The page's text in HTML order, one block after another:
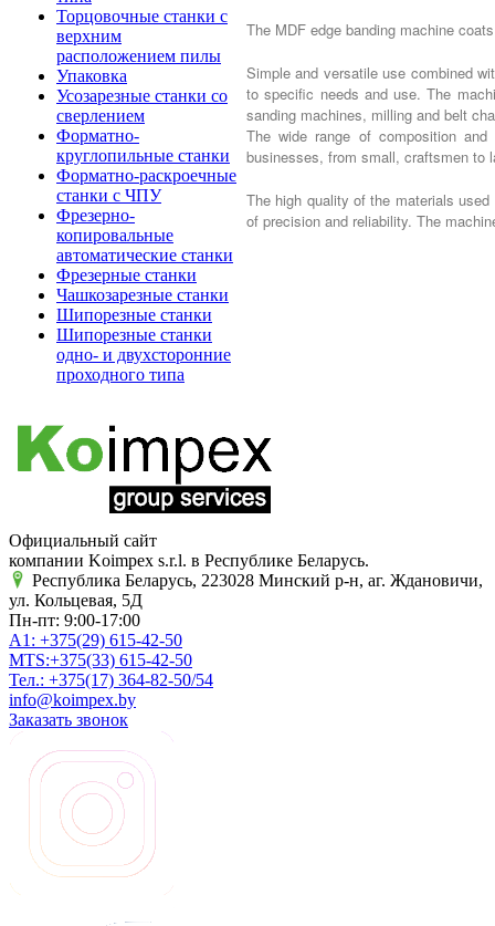
Торцовочные станки с
верхним
расположением пилы
Упаковка
Усозарезные станки со
сверлением
Форматно-
круглопильные станки
Форматно-раскроечные
станки с ЧПУ
Фрезерно-
копировальные
автоматические станки
Фрезерные станки
Чашкозарезные станки
Шипорезные станки
Шипорезные станки
одно- и двухсторонние
проходного типа
The MDF edge banding machine
Simple and versatile use combined
to specific needs and use. The
sanding machines, milling and belt
The wide range of composition
businesses, from small, craftsmen to
The high quality of the materials
of precision and reliability. The
Официальный сайт
компании Koimpex s.r.l. в Республике Беларусь.
Республика Беларусь, 223028 Минский р-н, аг. Ждановичи,
ул. Кольцевая, 5Д
Пн-пт: 9:00-17:00
A1: +375(29) 615-42-50
MTS:+375(33) 615-42-50
Тел.: +375(17) 364-82-50/54
info@koimpex.by
Заказать звонок